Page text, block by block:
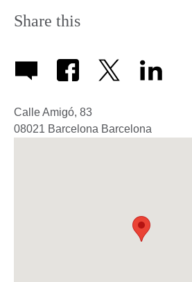
Share this
Calle Amigó, 83
08021 Barcelona Barcelona